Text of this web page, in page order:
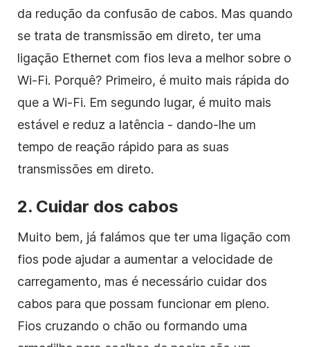
da redução da confusão de cabos. Mas quando
se trata de transmissão em direto, ter uma
ligação Ethernet com fios leva a melhor sobre o
Wi-Fi. Porquê? Primeiro, é muito mais rápida do
que a Wi-Fi. Em segundo lugar, é muito mais
estável e reduz a latência - dando-lhe um
tempo de reação rápido para as suas
transmissões em direto.
2. Cuidar dos cabos
Muito bem, já falámos que ter uma ligação com
fios pode ajudar a aumentar a velocidade de
carregamento, mas é necessário cuidar dos
cabos para que possam funcionar em pleno.
Fios cruzando o chão ou formando uma